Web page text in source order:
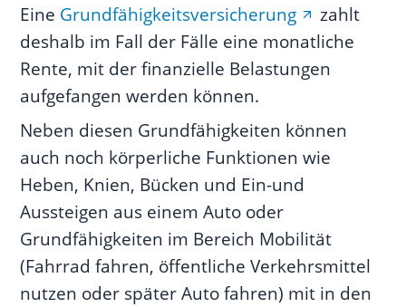
Eine Grundfähigkeitsversicherung
zahlt
deshalb im Fall der Fälle eine monatliche
Rente, mit der finanzielle Belastungen
aufgefangen werden können.
Neben diesen Grundfähigkeiten können
auch noch körperliche Funktionen wie
Heben, Knien, Bücken und Ein-und
Aussteigen aus einem Auto oder
Grundfähigkeiten im Bereich Mobilität
(Fahrrad fahren, öffentliche Verkehrsmittel
nutzen oder später Auto fahren) mit in den